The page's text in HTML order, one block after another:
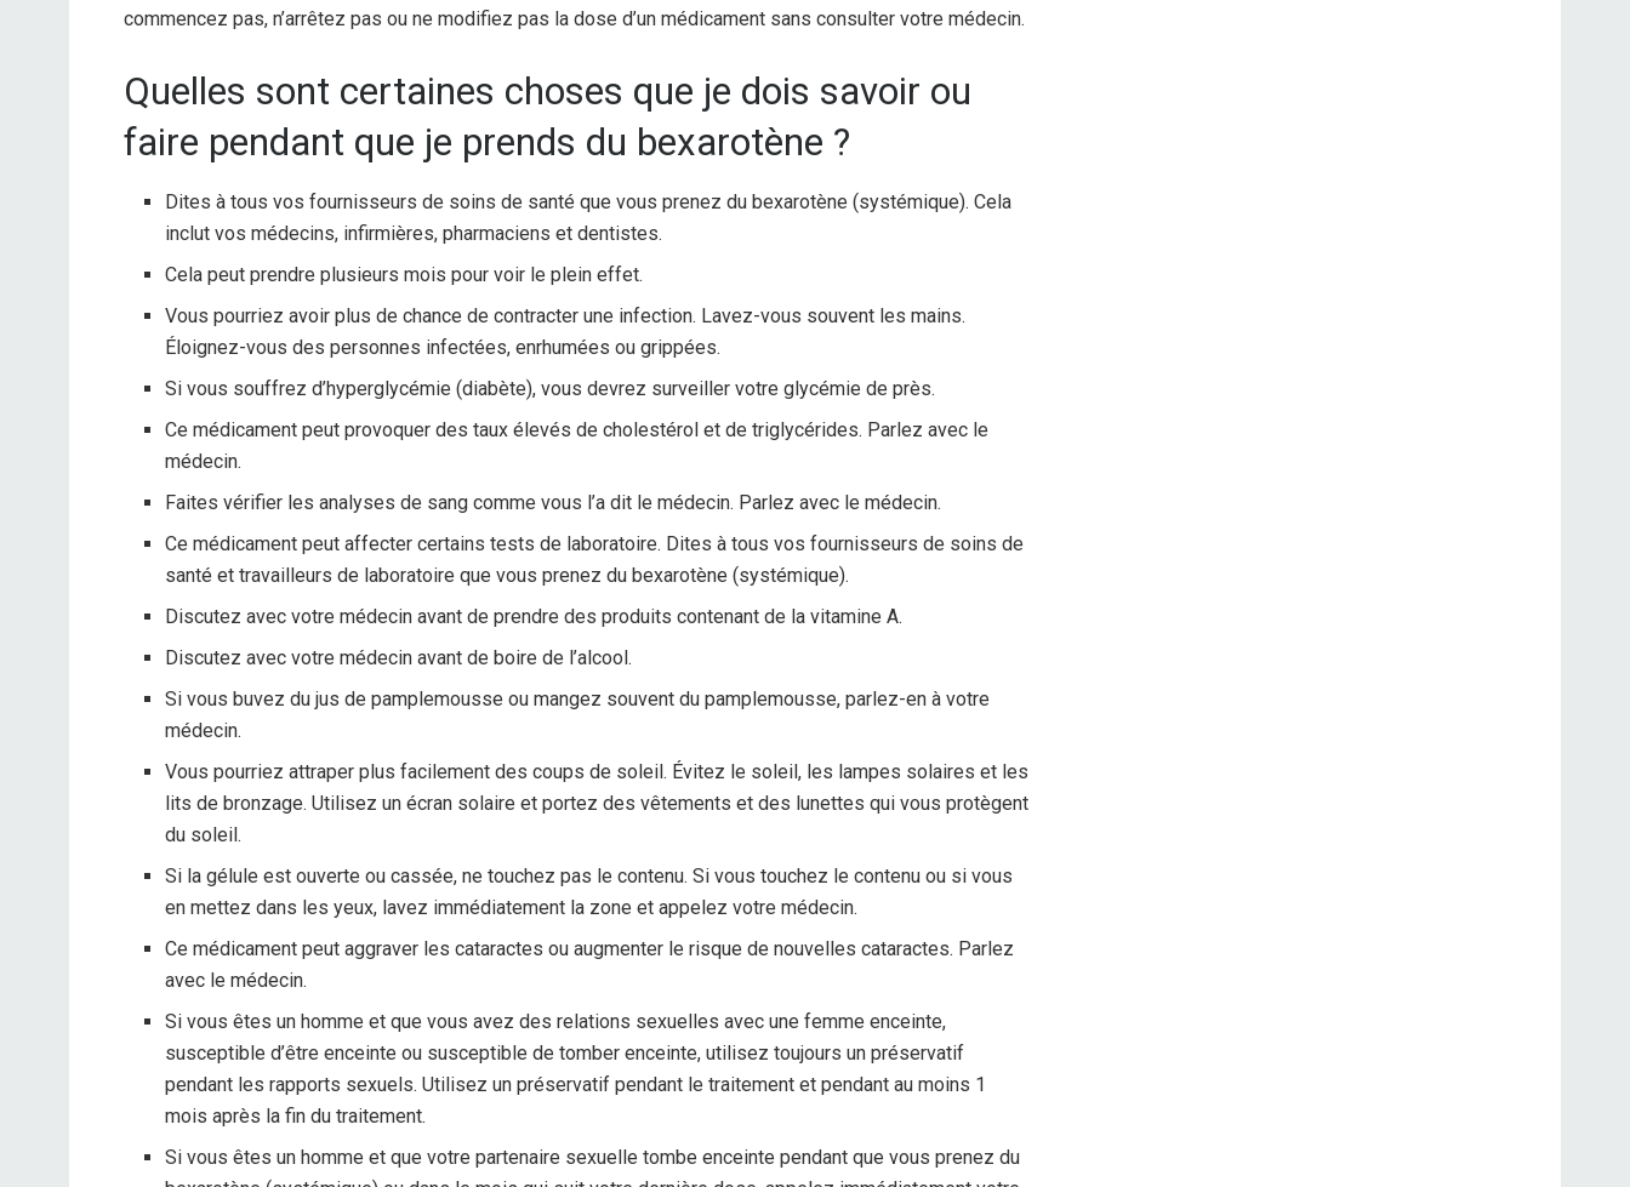
commencez pas, n’arrêtez pas ou ne modifiez pas la dose d’un médicament sans consulter votre médecin.
Quelles sont certaines choses que je dois savoir ou
faire pendant que je prends du bexarotène ?
Dites à tous vos fournisseurs de soins de santé que vous prenez du bexarotène (systémique). Cela
inclut vos médecins, infirmières, pharmaciens et dentistes.
Cela peut prendre plusieurs mois pour voir le plein effet.
Vous pourriez avoir plus de chance de contracter une infection. Lavez-vous souvent les mains.
Éloignez-vous des personnes infectées, enrhumées ou grippées.
Si vous souffrez d’hyperglycémie (diabète), vous devrez surveiller votre glycémie de près.
Ce médicament peut provoquer des taux élevés de cholestérol et de triglycérides. Parlez avec le
médecin.
Faites vérifier les analyses de sang comme vous l’a dit le médecin. Parlez avec le médecin.
Ce médicament peut affecter certains tests de laboratoire. Dites à tous vos fournisseurs de soins de
santé et travailleurs de laboratoire que vous prenez du bexarotène (systémique).
Discutez avec votre médecin avant de prendre des produits contenant de la vitamine A.
Discutez avec votre médecin avant de boire de l’alcool.
Si vous buvez du jus de pamplemousse ou mangez souvent du pamplemousse, parlez-en à votre
médecin.
Vous pourriez attraper plus facilement des coups de soleil. Évitez le soleil, les lampes solaires et les
lits de bronzage. Utilisez un écran solaire et portez des vêtements et des lunettes qui vous protègent
du soleil.
Si la gélule est ouverte ou cassée, ne touchez pas le contenu. Si vous touchez le contenu ou si vous
en mettez dans les yeux, lavez immédiatement la zone et appelez votre médecin.
Ce médicament peut aggraver les cataractes ou augmenter le risque de nouvelles cataractes. Parlez
avec le médecin.
Si vous êtes un homme et que vous avez des relations sexuelles avec une femme enceinte,
susceptible d’être enceinte ou susceptible de tomber enceinte, utilisez toujours un préservatif
pendant les rapports sexuels. Utilisez un préservatif pendant le traitement et pendant au moins 1
mois après la fin du traitement.
Si vous êtes un homme et que votre partenaire sexuelle tombe enceinte pendant que vous prenez du